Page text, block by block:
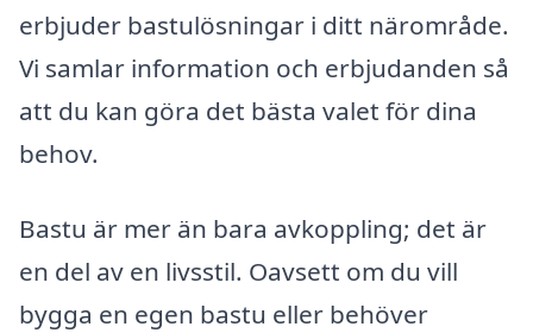
erbjuder bastulösningar i ditt närområde.
Vi samlar information och erbjudanden så
att du kan göra det bästa valet för dina
behov.
Bastu är mer än bara avkoppling; det är
en del av en livsstil. Oavsett om du vill
bygga en egen bastu eller behöver